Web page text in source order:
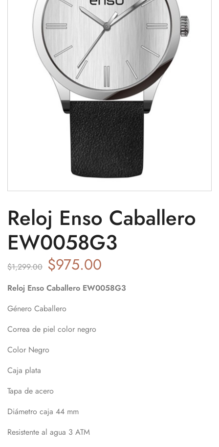
Reloj Enso Caballero
EW0058G3
$1,299.00 $975.00
Reloj Enso Caballero EW0058G3
Género Caballero
Correa de piel color negro
Color Negro
Caja plata
Tapa de acero
Diámetro caja 44 mm
Resistente al agua 3 ATM